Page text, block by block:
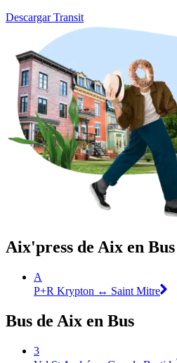
Descargar Transit
Aix'press de Aix en Bus
A
P+R Krypton ↔ Saint Mitre
Bus de Aix en Bus
3